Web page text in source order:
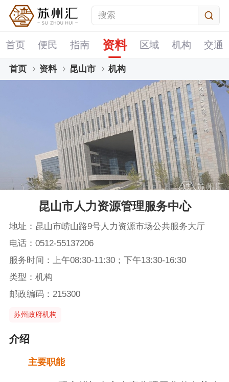
首页 便民 指南 资料 区域 机构 交通
首页 资料 昆山市 机构
昆山市人力资源管理服务中心
地址：昆山市崂山路9号人力资源市场公共服务大厅
电话：0512-55137206
服务时间：上午08:30-11:30；下午13:30-16:30
类型：机构
邮政编码：215300
苏州政府机构
介绍
主要职能